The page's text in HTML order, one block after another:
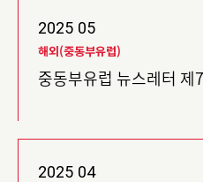
2025 05
해외(중동부유럽)
중동부유럽 뉴스레터
2025 04